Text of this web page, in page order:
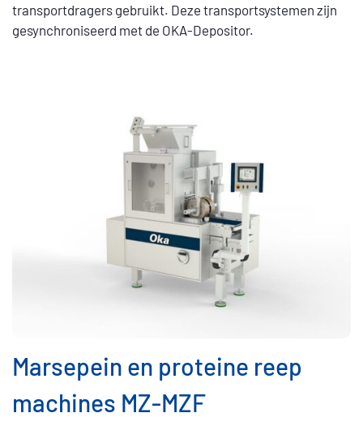
transportdragers gebruikt. Deze transportsystemen zijn
gesynchroniseerd met de OKA-Depositor.
Marsepein en proteine reep
machines MZ-MZF